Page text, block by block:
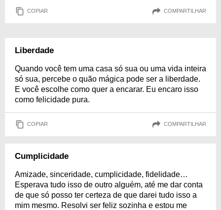
COPIAR COMPARTILHAR
Liberdade
Quando você tem uma casa só sua ou uma vida inteira
só sua, percebe o quão mágica pode ser a liberdade.
E você escolhe como quer a encarar. Eu encaro isso
como felicidade pura.
COPIAR COMPARTILHAR
Cumplicidade
Amizade, sinceridade, cumplicidade, fidelidade…
Esperava tudo isso de outro alguém, até me dar conta
de que só posso ter certeza de que darei tudo isso a
mim mesmo. Resolvi ser feliz sozinha e estou me